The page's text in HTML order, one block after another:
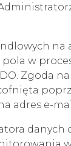
na
w
Zgoda
adres e-